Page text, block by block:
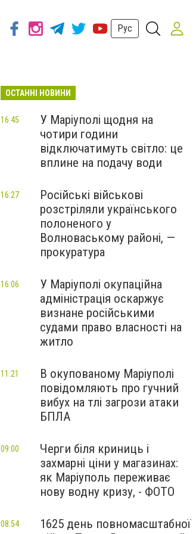
Рус
ОСТАННІ НОВИНИ
У Маріуполі щодня на
чотири години
відключатимуть світло: це
вплине на подачу води
16:45
Російські військові
розстріляли українського
полоненого у
Волноваському районі, —
прокуратура
16:27
У Маріуполі окупаційна
адміністрація оскаржує
визнане російськими
судами право власності на
житло
16:06
В окупованому Маріуполі
повідомляють про гучний
вибух на тлі загрози атаки
БПЛА
11:21
Черги біля криниць і
захмарні ціни у магазинах:
як Маріуполь переживає
нову водну кризу, - ФОТО
09:00
1625 день повномасштабної
08:54